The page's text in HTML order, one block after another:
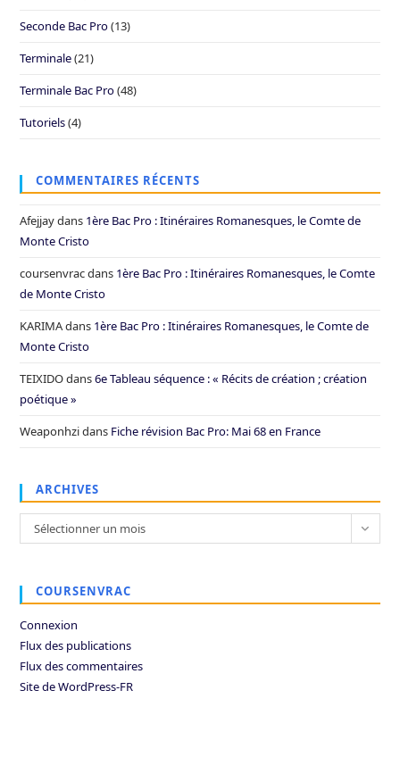
Seconde Bac Pro(13)
Terminale(21)
Terminale Bac Pro(48)
Tutoriels(4)
COMMENTAIRES RÉCENTS
Afejjaydans 1ère Bac Pro : Itinéraires Romanesques, le Comte de
Monte Cristo
coursenvracdans 1ère Bac Pro : Itinéraires Romanesques, le Comte
de Monte Cristo
KARIMAdans 1ère Bac Pro : Itinéraires Romanesques, le Comte de
Monte Cristo
TEIXIDOdans6e Tableau séquence : « Récits de création ; création
poétique »
Weaponhzidans Fiche révision Bac Pro: Mai 68 en France
ARCHIVES
Archives
Sélectionner un mois
COURSENVRAC
Connexion
Flux des publications
Flux des commentaires
Site de WordPress-FR